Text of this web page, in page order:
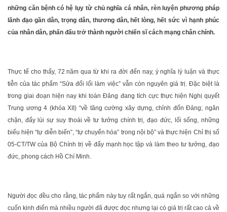
những căn bệnh có hệ lụy từ chủ nghĩa cá nhân, rèn luyện phương pháp
lãnh đạo gần dân, trọng dân, thương dân, hết lòng, hết sức vì hạnh phúc
của nhân dân, phấn đấu trở thành người chiến sĩ cách mạng chân chính.
Thực tế cho thấy, 72 năm qua từ khi ra đời đến nay, ý nghĩa lý luận và thực
tiễn của tác phẩm “Sửa đổi lối làm việc” vẫn còn nguyên giá trị. Đặc biệt là
trong giai đoạn hiện nay khi toàn Đảng đang tích cực thực hiện Nghị quyết
Trung ương 4 (khóa XII) “về tăng cường xây dựng, chỉnh đốn Đảng; ngăn
chặn, đẩy lùi sự suy thoái về tư tưởng chính trị, đạo đức, lối sống, những
biểu hiện “tự diễn biến”, “tự chuyển hóa” trong nội bộ” và thực hiện Chỉ thị số
05-CT/TW của Bộ Chính trị về đẩy mạnh học tập và làm theo tư tưởng, đạo
đức, phong cách Hồ Chí Minh.
Người đọc đều cho rằng, tác phẩm này tuy rất ngắn, quá ngắn so với những
cuốn kinh điển mà nhiều người đã được đọc nhưng lại có giá trị rất cao cả về